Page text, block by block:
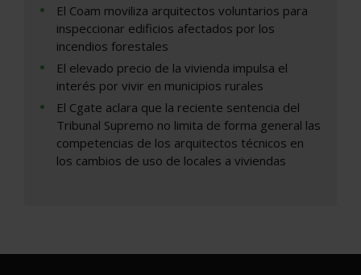
El Coam moviliza arquitectos voluntarios para
inspeccionar edificios afectados por los
incendios forestales
El elevado precio de la vivienda impulsa el
interés por vivir en municipios rurales
El Cgate aclara que la reciente sentencia del
Tribunal Supremo no limita de forma general las
competencias de los arquitectos técnicos en
los cambios de uso de locales a viviendas